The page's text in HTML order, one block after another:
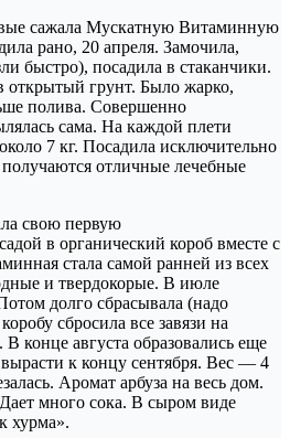
сажала Мускатную Витаминную
рано, 20 апреля. Замочила,
быстро), посадила в стаканчики.
открытый грунт. Было жарко,
полива. Совершенно
сама. На каждой плети
7 кг. Посадила исключительно
отличные лечебные
свою первую
в органический короб вместе с
стала самой ранней из всех
и твердокорые. В июле
долго сбрасывала (надо
сбросила все завязи на
В конце августа образовались еще
к концу сентября. Вес — 4
Аромат арбуза на весь дом.
много сока. В сыром виде
хурма».